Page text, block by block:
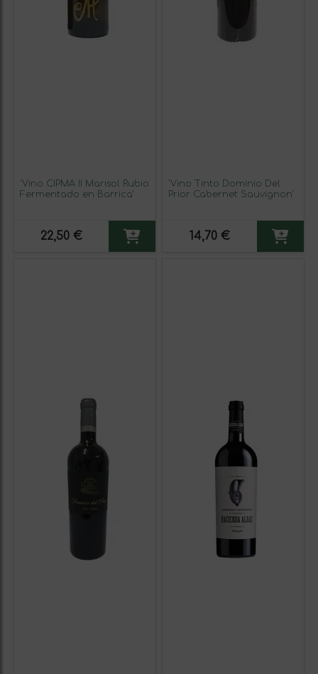
'Vino CIPMA II Marisol Rubio
Fermentado en Barrica'
22,50 €
'Vino Tinto Dominio Del
Prior Cabernet Sauvignon'
14,70 €